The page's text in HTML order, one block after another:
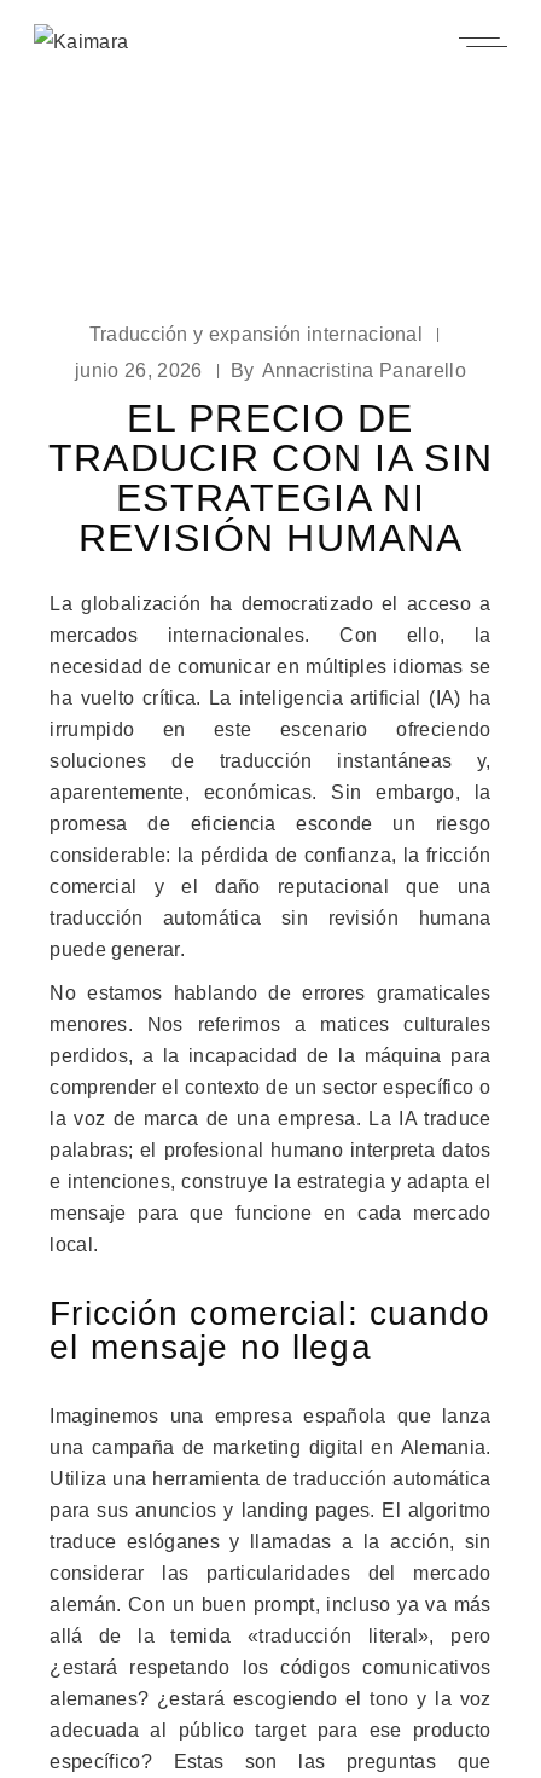
Traducción y expansión internacional
junio 26, 2026
By Annacristina Panarello
EL PRECIO DE
TRADUCIR CON IA SIN
ESTRATEGIA NI
REVISIÓN HUMANA
La globalización ha democratizado el acceso a
mercados internacionales. Con ello, la
necesidad de comunicar en múltiples idiomas se
ha vuelto crítica. La inteligencia artificial (IA) ha
irrumpido en este escenario ofreciendo
soluciones de traducción instantáneas y,
aparentemente, económicas. Sin embargo, la
promesa de eficiencia esconde un riesgo
considerable: la pérdida de confianza, la fricción
comercial y el daño reputacional que una
traducción automática sin revisión humana
puede generar.
No estamos hablando de errores gramaticales
menores. Nos referimos a matices culturales
perdidos, a la incapacidad de la máquina para
comprender el contexto de un sector específico o
la voz de marca de una empresa. La IA traduce
palabras; el profesional humano interpreta datos
e intenciones, construye la estrategia y adapta el
mensaje para que funcione en cada mercado
local.
Fricción comercial: cuando
el mensaje no llega
Imaginemos una empresa española que lanza
una campaña de marketing digital en Alemania.
Utiliza una herramienta de traducción automática
para sus anuncios y landing pages. El algoritmo
traduce eslóganes y llamadas a la acción, sin
considerar las particularidades del mercado
alemán. Con un buen prompt, incluso ya va más
allá de la temida «traducción literal», pero
¿estará respetando los códigos comunicativos
alemanes? ¿estará escogiendo el tono y la voz
adecuada al público target para ese producto
específico? Estas son las preguntas que